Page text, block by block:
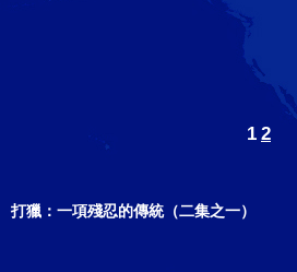
1 2
打獵：一項殘忍的傳統（二集之一）